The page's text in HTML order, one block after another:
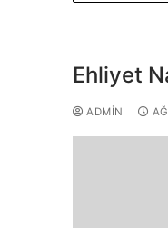
Ehliyet
ADMIN